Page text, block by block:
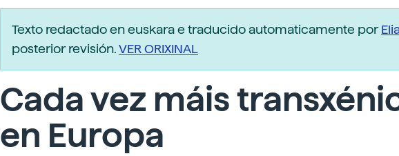
Texto redactado en euskara e traducido automaticamente por
posterior revisión.VER ORIXINAL
Cada vez máis
en Europa